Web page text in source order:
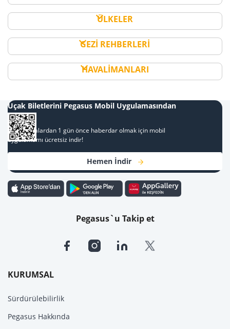
ÜLKELER
GEZİ REHBERLERİ
HAVALİMANLARI
KURUMSAL
Sürdürülebilirlik
Pegasus Hakkında
Uçak Biletlerini Pegasus Mobil Uygulamasından
Al
Kampanyalardan 1 gün önce haberdar olmak için mobil
uygulamamı ücretsiz indir!
Hemen İndir
Pegasus`u Takip et